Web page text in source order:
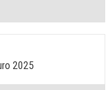
2025